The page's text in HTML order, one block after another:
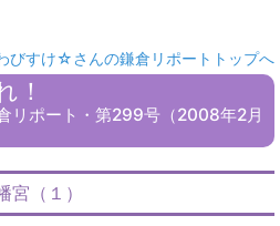
びすけ☆さんの鎌倉リポートトップへ
！
リポート・第299号（2008年2月
（１）